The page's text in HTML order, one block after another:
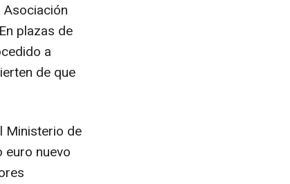
Asociación
plazas de
a
de que
Ministerio de
euro nuevo